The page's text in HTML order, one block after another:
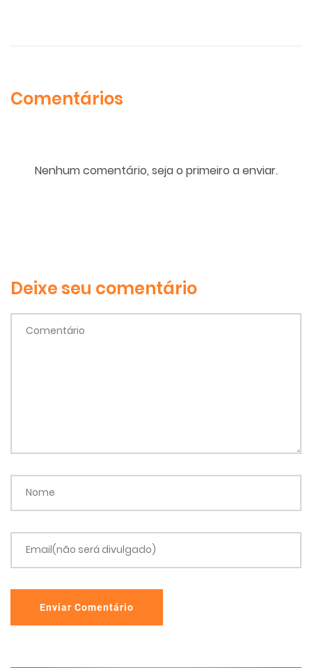
Comentários
Nenhum comentário, seja o primeiro a enviar.
Deixe seu comentário
Comentário
Nome
Email(não será divulgado)
Enviar Comentário